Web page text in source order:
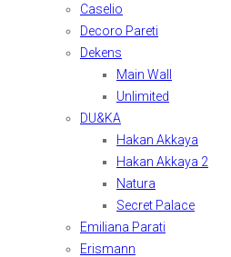
Caselio
Decoro Pareti
Dekens
Main Wall
Unlimited
DU&KA
Hakan Akkaya
Hakan Akkaya 2
Natura
Secret Palace
Emiliana Parati
Erismann